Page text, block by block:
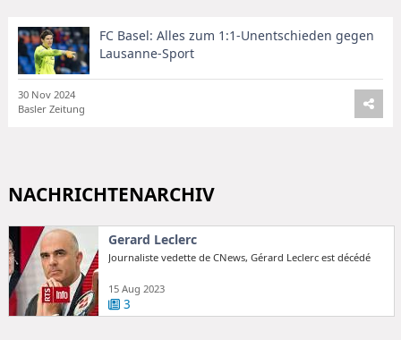
FC Basel: Alles zum 1:1-Unentschieden gegen
Lausanne-Sport
30 Nov 2024
Basler Zeitung
NACHRICHTENARCHIV
Gerard Leclerc
Journaliste vedette de CNews, Gérard Leclerc est décédé
15 Aug 2023
3